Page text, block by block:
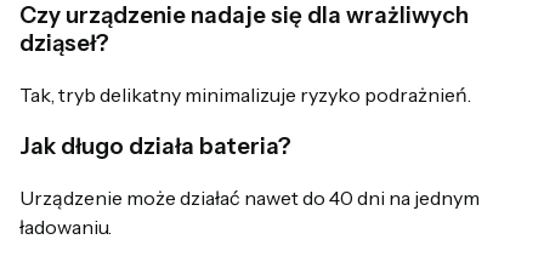
Czy urządzenie nadaje się dla wrażliwych
dziąseł?
Tak, tryb delikatny minimalizuje ryzyko podrażnień.
Jak długo działa bateria?
Urządzenie może działać nawet do 40 dni na jednym
ładowaniu.